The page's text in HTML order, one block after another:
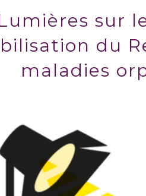
sur
du
maladies